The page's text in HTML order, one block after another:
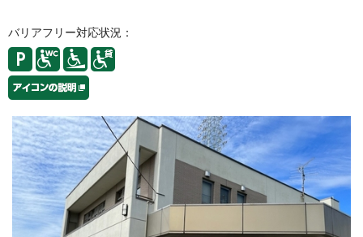
バリアフリー対応状況：